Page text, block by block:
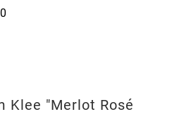
Klee "Merlot Rosé